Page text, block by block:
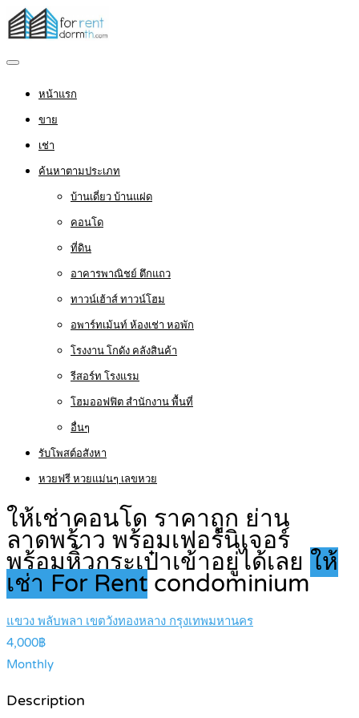
หน้าแรก
ขาย
เช่า
ค้นหาตามประเภท
บ้านเดี่ยว บ้านแฝด
คอนโด
ที่ดิน
อาคารพาณิชย์ ตึกแถว
ทาวน์เฮ้าส์ ทาวน์โฮม
อพาร์ทเม้นท์ ห้องเช่า หอพัก
โรงงาน โกดัง คลังสินค้า
รีสอร์ท โรงแรม
โฮมออฟฟิต สำนักงาน พื้นที่
อื่นๆ
รับโพสต์อสังหา
หวยฟรี หวยแม่นๆ เลขหวย
ให้เช่าคอนโด ราคาถูก ย่าน
ลาดพร้าว พร้อมเฟอร์นิเจอร์
พร้อมหิ้วกระเป๋าเข้าอยู่ได้เลย ให้
เช่า For Rent condominium
แขวง พลับพลา เขตวังทองหลาง กรุงเทพมหานคร
4,000฿
Monthly
Description